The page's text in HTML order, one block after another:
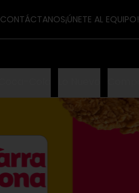
CONTÁCTANOS¡ÚNETE AL EQUIPO!